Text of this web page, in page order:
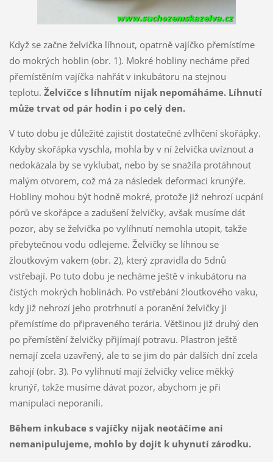
Když se začne želvička líhnout, opatrně vajíčko přemístíme
do mokrých hoblin (obr. 1). Mokré hobliny necháme před
přemístěním vajíčka nahřát v inkubátoru na stejnou
teplotu. Želvičce s líhnutím nijak nepomáháme. Líhnutí
může trvat od pár hodin i po celý den.
V tuto dobu je důležité zajistit dostatečné zvlhčení skořápky.
Kdyby skořápka vyschla, mohla by v ní želvička uvíznout a
nedokázala by se vyklubat, nebo by se snažila protáhnout
malým otvorem, což má za následek deformaci krunýře.
Hobliny mohou být hodně mokré, protože již nehrozí ucpání
pórů ve skořápce a zadušení želvičky, avšak musíme dát
pozor, aby se želvička po vylíhnutí nemohla utopit, takže
přebytečnou vodu odlejeme. Želvičky se líhnou se
žloutkovým vakem (obr. 2), který zpravidla do 5dnů
vstřebají. Po tuto dobu je necháme ještě v inkubátoru na
čistých mokrých hoblinách. Po vstřebání žloutkového vaku,
kdy již nehrozí jeho protrhnutí a poranění želvičky ji
přemístíme do připraveného terária. Většinou již druhý den
po přemístění želvičky přijímají potravu. Plastron ještě
nemají zcela uzavřený, ale to se jim do pár dalších dní zcela
zahojí (obr. 3). Po vylíhnutí mají želvičky velice měkký
krunýř, takže musíme dávat pozor, abychom je při
manipulaci neporanili.
Během inkubace s vajíčky nijak neotáčíme ani
nemanipulujeme, mohlo by dojít k uhynutí zárodku.